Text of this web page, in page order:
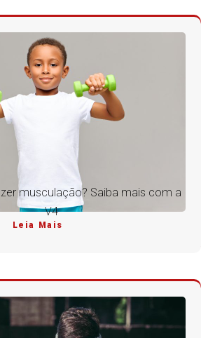
musculação? Saiba mais com a
V4
Leia Mais